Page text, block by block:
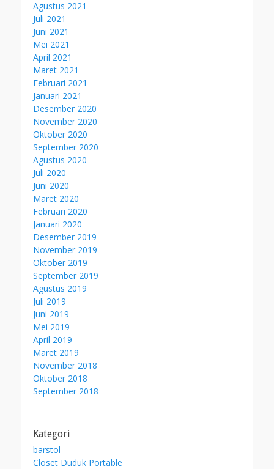
Agustus 2021
Juli 2021
Juni 2021
Mei 2021
April 2021
Maret 2021
Februari 2021
Januari 2021
Desember 2020
November 2020
Oktober 2020
September 2020
Agustus 2020
Juli 2020
Juni 2020
Maret 2020
Februari 2020
Januari 2020
Desember 2019
November 2019
Oktober 2019
September 2019
Agustus 2019
Juli 2019
Juni 2019
Mei 2019
April 2019
Maret 2019
November 2018
Oktober 2018
September 2018
Kategori
barstol
Closet Duduk Portable